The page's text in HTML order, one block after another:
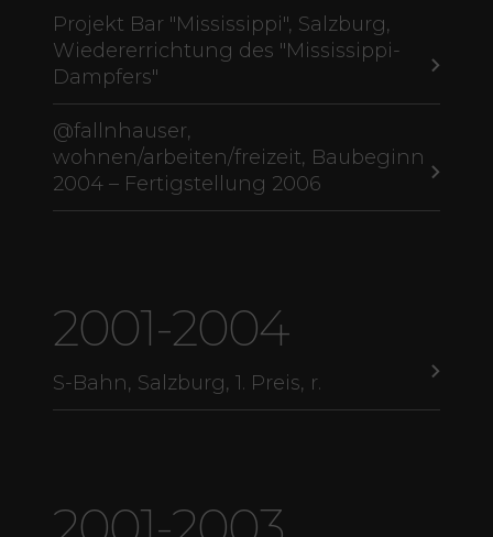
Projekt Bar "Mississippi", Salzburg,
Wiedererrichtung des "Mississippi-
Dampfers"
@fallnhauser,
wohnen/arbeiten/freizeit, Baubeginn
2004 – Fertigstellung 2006
2001-2004
S-Bahn, Salzburg, 1. Preis, r.